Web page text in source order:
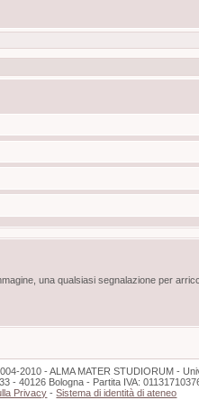
una qualsiasi segnalazione per
2010 - ALMA MATER STUDIORUM -
- 40126 Bologna - Partita IVA:
Privacy -Sistema di identità di ateneo